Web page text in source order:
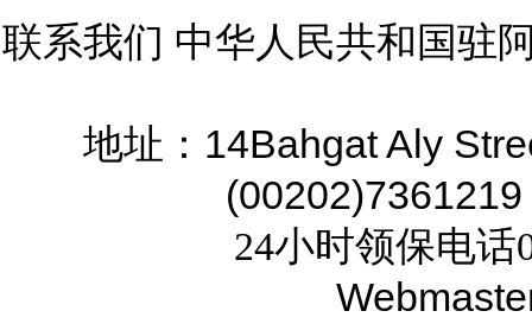
联系我们 中华人民共和国驻
地址： 14Bahgat Aly
(00202)7361219
24小时领保电话